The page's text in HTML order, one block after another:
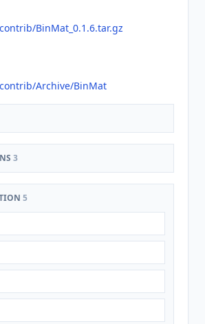
BinMat_0.1.6.tar.gz
Archive/BinMat
3
5